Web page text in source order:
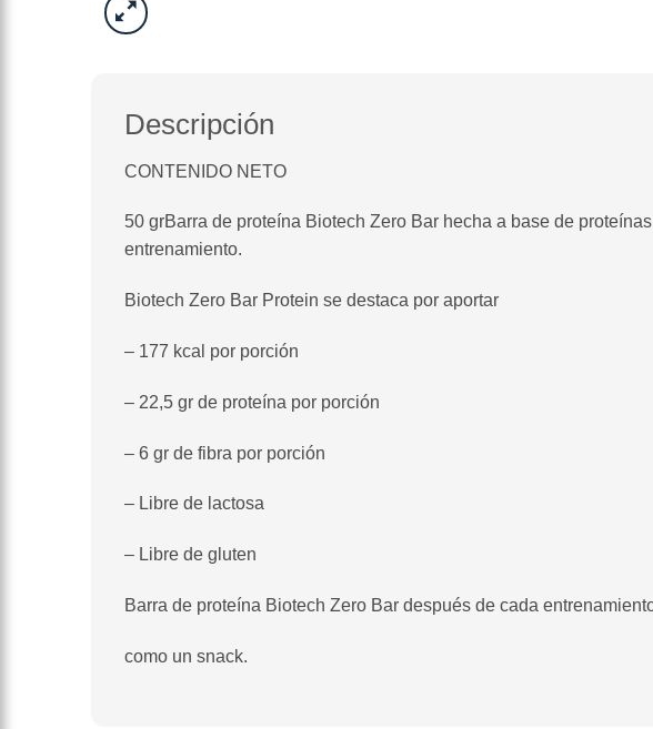
Descripción
CONTENIDO NETO
50 grBarra de proteína Biotech Zero Bar hecha a base de
entrenamiento.
Biotech Zero Bar Protein se destaca por aportar
– 177 kcal por porción
– 22,5 gr de proteína por porción
– 6 gr de fibra por porción
– Libre de lactosa
– Libre de gluten
Barra de proteína Biotech Zero Bar después de cada
como un snack.